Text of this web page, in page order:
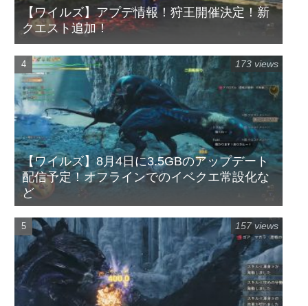
【ワイルズ】アプデ情報！狩王開催決定！新
クエスト追加！
【ワイルズ】8月4日に3.5GBのアップデート
配信予定！オフラインでのイベクエ常設化な
ど
173 views
157 views